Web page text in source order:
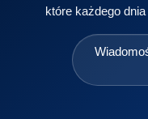
które każdego